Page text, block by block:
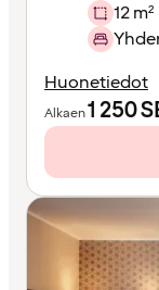
12 m²
Huonetiedot
Alkaen1 250